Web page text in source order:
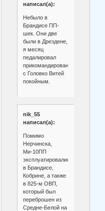
написал(а):
Небыло в
Брандисе ПП-
шек. Они две
были в Дрездене,
я месяц
педалировал
прикомандированным
с Головко Витей
покойным.
nik_55
написал(а):
Помимо
Нерчинска,
Ми-10ПП
эксплуатировались
в Брандисе,
Кобрине, а также
в 825-м ОВП,
который был
переброшен из
Средне-Белой на